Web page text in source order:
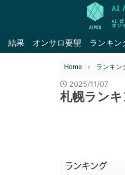
結果 オンサロ要望 ランキン
Home ランキン
2025/11/07
札幌ラン